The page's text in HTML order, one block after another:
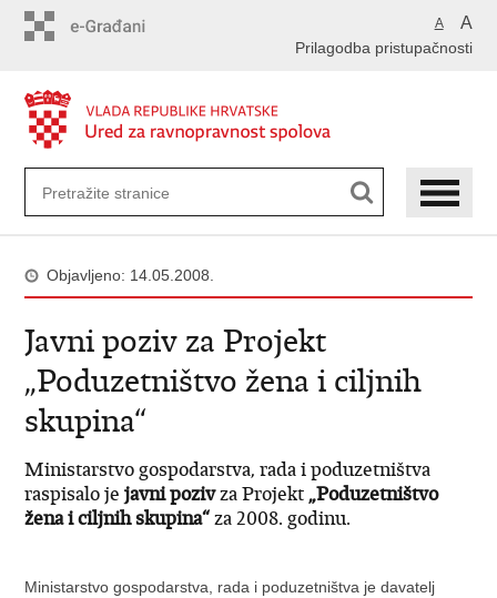
A A
Prilagodba pristupačnosti
Objavljeno: 14.05.2008.
Javni poziv za Projekt
„Poduzetništvo žena i ciljnih
skupina“
Ministarstvo gospodarstva, rada i poduzetništva
raspisalo jejavni pozivza Projekt „Poduzetništvo
žena i ciljnih skupina“za 2008. godinu.
Ministarstvo gospodarstva, rada i poduzetništva je davatelj